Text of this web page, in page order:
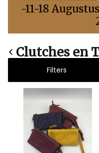
en
Tasjes
-
Bubbles
Sluis
-11-18
Clutches en
Filters